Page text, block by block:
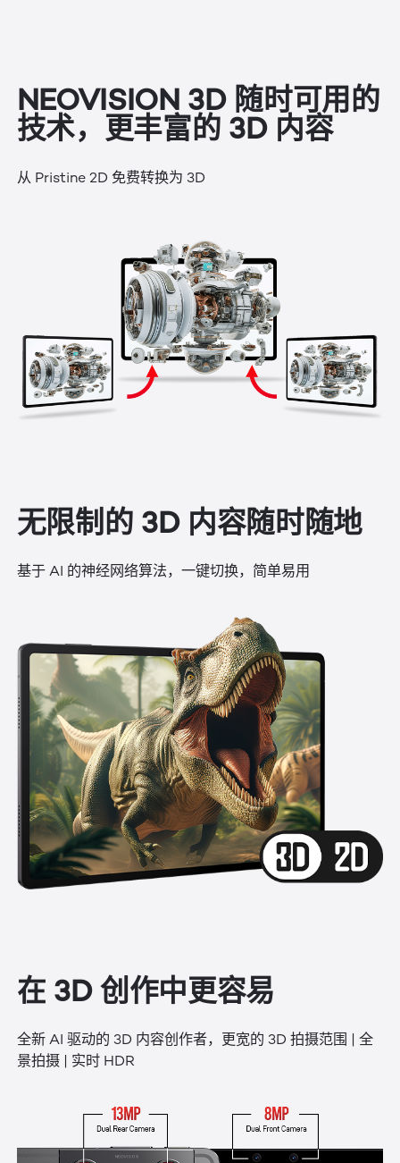
NEOVISION 3D 随时可用的
技术，更丰富的 3D 内容
从 Pristine 2D 免费转换为 3D
无限制的 3D 内容随时随地
基于 AI 的神经网络算法，一键切换，简单易用
在 3D 创作中更容易
全新 AI 驱动的 3D 内容创作者，更宽的 3D 拍摄范围 | 全
景拍摄 | 实时 HDR